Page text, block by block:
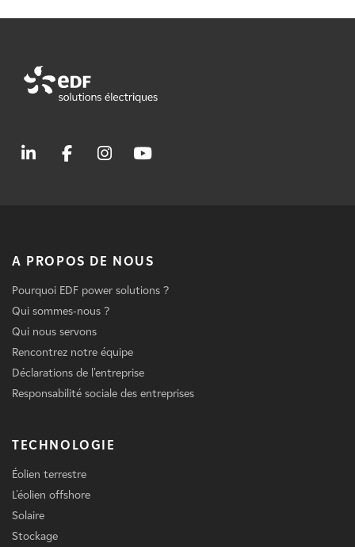
A PROPOS DE NOUS
Pourquoi EDF power solutions ?
Qui sommes-nous ?
Qui nous servons
Rencontrez notre équipe
Déclarations de l'entreprise
Responsabilité sociale des entreprises
TECHNOLOGIE
Éolien terrestre
L'éolien offshore
Solaire
Stockage